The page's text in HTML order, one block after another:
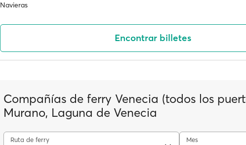
Navieras
Encontrar billetes
Compañías de ferry Venecia (todos los
Murano, Laguna de Venecia
Ruta de ferry Mes